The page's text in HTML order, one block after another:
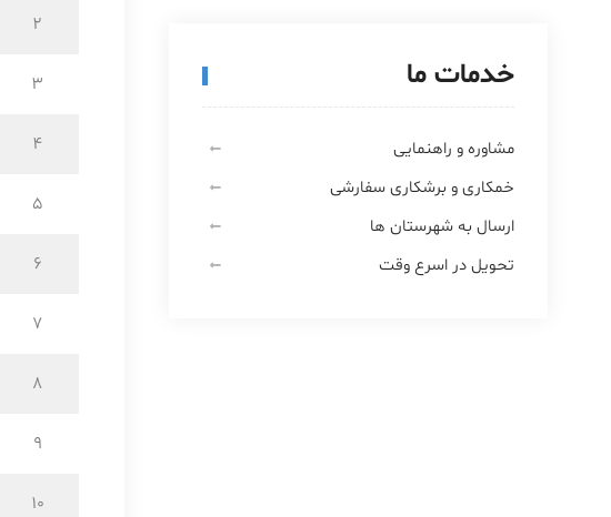
2
3
4
5
6
7
8
9
10
خدمات ما
مشاوره و راهنمایی
خمکاری و برشکاری سفارشی
ارسال به شهرستان ها
تحویل در اسرع وقت